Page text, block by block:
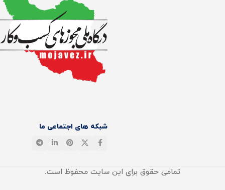
شبکه های اجتماعی ما
تمامی حقوق برای این سایت محفوظ است.